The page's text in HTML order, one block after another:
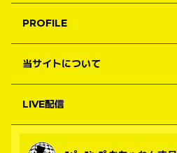
PROFILE
当サイトについて
LIVE配信